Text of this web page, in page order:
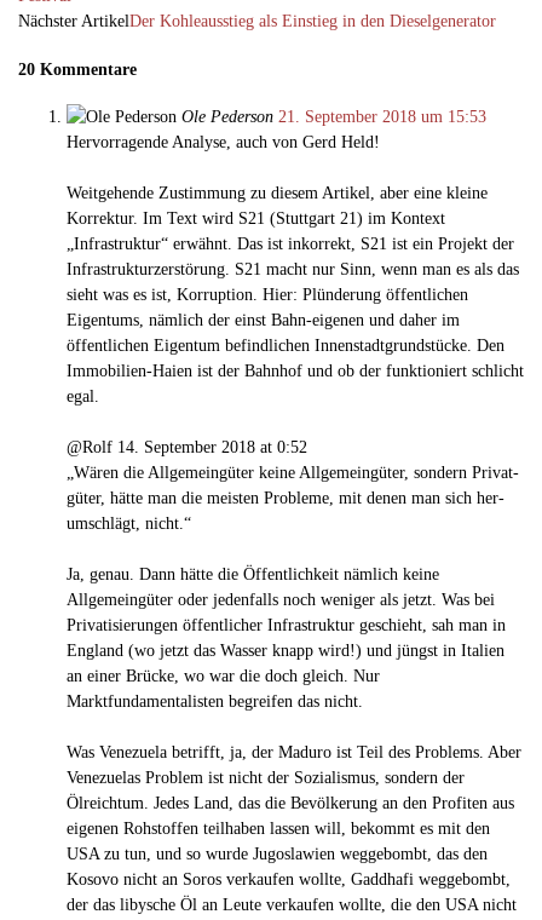
Nächster ArtikelDer Kohleausstieg als Einstieg in den Dieselgenerator
20 Kommentare
Ole Pederson 21. September 2018 um 15:53
Hervorragende Analyse, auch von Gerd Held!
Weitgehende Zustimmung zu diesem Artikel, aber eine kleine
Korrektur. Im Text wird S21 (Stuttgart 21) im Kontext
„Infrastruktur“ erwähnt. Das ist inkorrekt, S21 ist ein Projekt der
Infrastrukturzerstörung. S21 macht nur Sinn, wenn man es als das
sieht was es ist, Korruption. Hier: Plünderung öffentlichen
Eigentums, nämlich der einst Bahn-eigenen und daher im
öffentlichen Eigentum befindlichen Innenstadtgrundstücke. Den
Immobilien-Haien ist der Bahnhof und ob der funktioniert schlicht
egal.
@Rolf 14. September 2018 at 0:52
„Wären die All­ge­mein­gü­ter keine All­ge­mein­gü­ter, sondern Pri­vat­
gü­ter, hätte man die meisten Pro­bleme, mit denen man sich her­
um­schlägt, nicht.“
Ja, genau. Dann hätte die Öffentlichkeit nämlich keine
Allgemeingüter oder jedenfalls noch weniger als jetzt. Was bei
Privatisierungen öffentlicher Infrastruktur geschieht, sah man in
England (wo jetzt das Wasser knapp wird!) und jüngst in Italien
an einer Brücke, wo war die doch gleich. Nur
Marktfundamentalisten begreifen das nicht.
Was Venezuela betrifft, ja, der Maduro ist Teil des Problems. Aber
Venezuelas Problem ist nicht der Sozialismus, sondern der
Ölreichtum. Jedes Land, das die Bevölkerung an den Profiten aus
eigenen Rohstoffen teilhaben lassen will, bekommt es mit den
USA zu tun, und so wurde Jugoslawien weggebombt, das den
Kosovo nicht an Soros verkaufen wollte, Gaddhafi weggebombt,
der das libysche Öl an Leute verkaufen wollte, die den USA nicht